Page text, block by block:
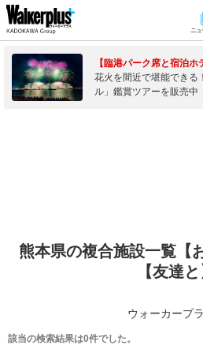
ニュ
【臨港パーク席と宿泊ホ
花火を間近で堪能できる
ル」鑑賞ツアーを販売中
熊本県の複合施設一覧【
【友達と
ウォーカープ
該当の検索結果は0件でした。